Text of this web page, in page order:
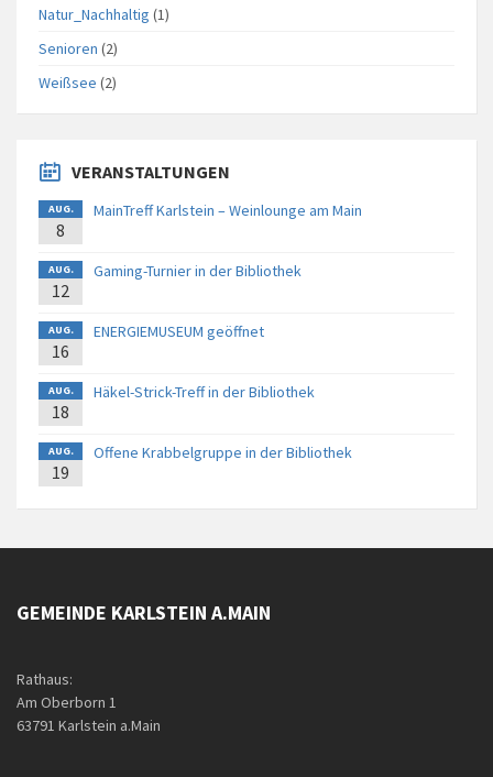
Natur_Nachhaltig (1)
Senioren (2)
Weißsee (2)
VERANSTALTUNGEN
AUG.
8
MainTreff Karlstein – Weinlounge am Main
AUG.
12
Gaming-Turnier in der Bibliothek
AUG.
16
ENERGIEMUSEUM geöffnet
AUG.
18
Häkel-Strick-Treff in der Bibliothek
AUG.
19
Offene Krabbelgruppe in der Bibliothek
GEMEINDE KARLSTEIN A.MAIN
Rathaus:
Am Oberborn 1
63791 Karlstein a.Main